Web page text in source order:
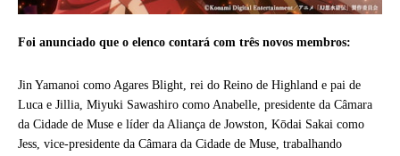
Foi anunciado que o elenco contará com três novos membros:
Jin Yamanoi como Agares Blight, rei do Reino de Highland e pai de
Luca e Jillia, Miyuki Sawashiro como Anabelle, presidente da Câmara
da Cidade de Muse e líder da Aliança de Jowston, Kōdai Sakai como
Jess, vice-presidente da Câmara da Cidade de Muse, trabalhando